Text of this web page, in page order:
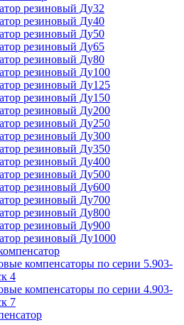
резиновый Ду32
резиновый Ду40
резиновый Ду50
резиновый Ду65
резиновый Ду80
резиновый Ду100
резиновый Ду125
резиновый Ду150
резиновый Ду200
резиновый Ду250
резиновый Ду300
резиновый Ду350
резиновый Ду400
резиновый Ду500
резиновый Ду600
резиновый Ду700
резиновый Ду800
резиновый Ду900
резиновый Ду1000
компенсаторы по серии 5.903-
4
компенсаторы по серии 4.903-
7